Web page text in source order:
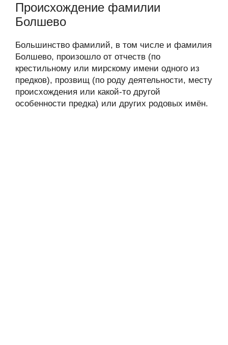
Происхождение фамилии
Болшево
Большинство фамилий, в том числе и фамилия
Болшево, произошло от отчеств (по
крестильному или мирскому имени одного из
предков), прозвищ (по роду деятельности, месту
происхождения или какой-то другой
особенности предка) или других родовых имён.